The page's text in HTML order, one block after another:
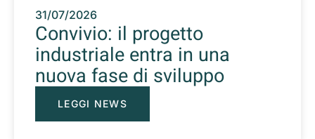
31/07/2026
Convivio: il progetto
industriale entra in una
nuova fase di sviluppo
LEGGI NEWS